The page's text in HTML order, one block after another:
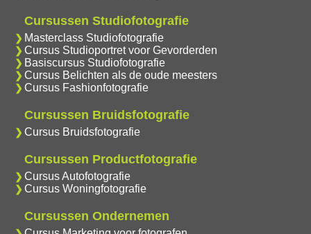
Cursussen Studiofotografie
Masterclass Studiofotografie
Cursus Studioportret voor Gevorderden
Basiscursus Studiofotografie
Cursus Belichten als de oude meesters
Cursus Fashionfotografie
Cursussen Bruidsfotografie
Cursus Bruidsfotografie
Cursussen Productfotografie
Cursus Autofotografie
Cursus Woningfotografie
Cursussen Ondernemen